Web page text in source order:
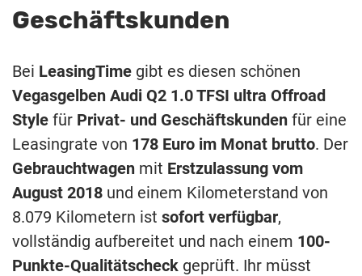
Geschäftskunden
Bei LeasingTime gibt es diesen schönen
Vegasgelben Audi Q2 1.0 TFSI ultra Offroad
Style für Privat- und Geschäftskunden für eine
Leasingrate von 178 Euro im Monat brutto. Der
Gebrauchtwagen mit Erstzulassung vom
August 2018 und einem Kilometerstand von
8.079 Kilometern ist sofort verfügbar,
vollständig aufbereitet und nach einem 100-
Punkte-Qualitätscheck geprüft. Ihr müsst